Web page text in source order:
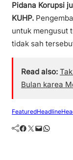
Pidana Korupsi
KUHP.
untuk mengusut
tidak sah
Read also:
Bulan karea
FeaturedHeadline
Facebook Twitter Mail WhatsApp